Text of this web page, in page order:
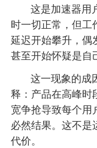
这是加速器用
时一切正常，但工
延迟开始攀升，偶
甚至开始怀疑是自
这一现象的成
释：产品在高峰时
宽争抢导致每个用
必然结果。这不是
代价。